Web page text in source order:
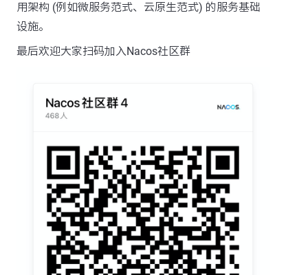
用架构 (例如微服务范式、云原生范式) 的服务基础
设施。
最后欢迎大家扫码加入Nacos社区群